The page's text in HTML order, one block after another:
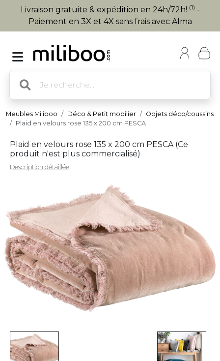
Livraison gratuite & expédition en 24h/72h! (1) -
Paiement en 3X et 4X sans frais avec Alma
Meubles Miliboo Déco & Petit mobilier
Objets déco/coussins
Plaid en velours rose 135 x 200 cm PESCA
Plaid en velours rose 135 x 200 cm PESCA (Ce
produit n'est plus commercialisé)
Description détaillée